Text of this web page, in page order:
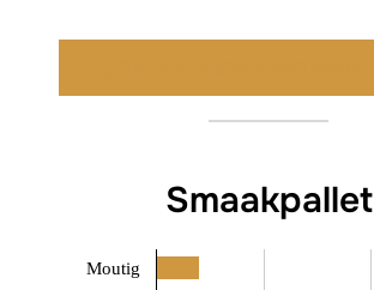
Smaakpallet
Moutig